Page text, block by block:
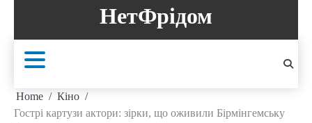
content
НетФрідом
Home
Кіно
Гострі картузи актори: зірки, що оживили Бірмінгемську